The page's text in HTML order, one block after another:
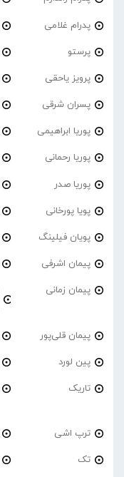
پدرام غلامی
پرستو
پرویز یاحقی
پسران شرقی
پوریا ابراهیمی
پوریا رحمانی
پوریا صدر
پویا پورخانی
پویان فیلینگ
پیمان اشرفی
پیمان زمانی
پیمان قلی‌پور
پین لورد
تاریک
ترپ اشی
تک